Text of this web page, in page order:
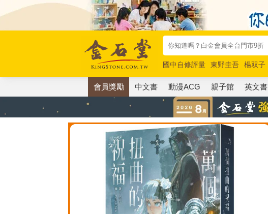
國中自修評量 東野圭吾 楊双子
唯紅花綻放
奧德賽 路邊攤新作
會員獎勵 中文書 動漫ACG 親子館 英文書